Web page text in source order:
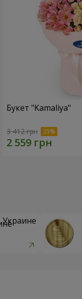
Букет "Kamaliya"
3 412 грн
Украине